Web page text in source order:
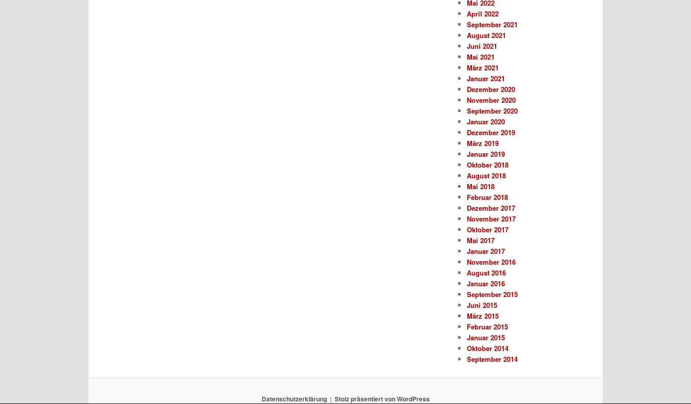
Mai 2022
April 2022
September 2021
August 2021
Juni 2021
Mai 2021
März 2021
Januar 2021
Dezember 2020
November 2020
September 2020
Januar 2020
Dezember 2019
März 2019
Januar 2019
Oktober 2018
August 2018
Mai 2018
Februar 2018
Dezember 2017
November 2017
Oktober 2017
Mai 2017
Januar 2017
November 2016
August 2016
Januar 2016
September 2015
Juni 2015
März 2015
Februar 2015
Januar 2015
Oktober 2014
September 2014
Datenschutzerklärung Stolz präsentiert von WordPress